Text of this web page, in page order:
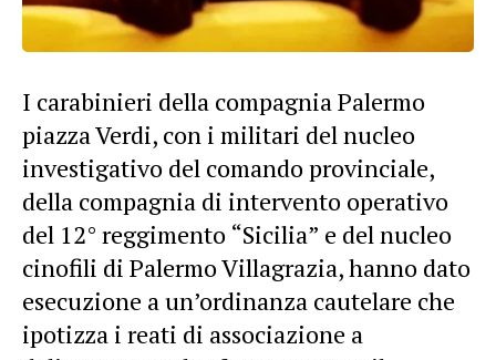
I carabinieri della compagnia Palermo
piazza Verdi, con i militari del nucleo
investigativo del comando provinciale,
della compagnia di intervento operativo
del 12° reggimento “Sicilia” e del nucleo
cinofili di Palermo Villagrazia, hanno dato
esecuzione a un’ordinanza cautelare che
ipotizza i reati di associazione a